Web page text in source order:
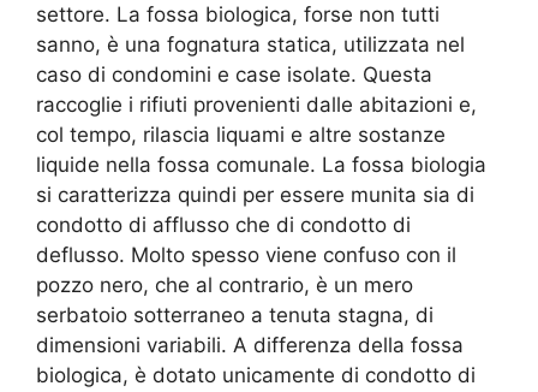
settore. La fossa biologica, forse non tutti
sanno, è una fognatura statica, utilizzata nel
caso di condomini e case isolate. Questa
raccoglie i rifiuti provenienti dalle abitazioni e,
col tempo, rilascia liquami e altre sostanze
liquide nella fossa comunale. La fossa biologia
si caratterizza quindi per essere munita sia di
condotto di afflusso che di condotto di
deflusso. Molto spesso viene confuso con il
pozzo nero, che al contrario, è un mero
serbatoio sotterraneo a tenuta stagna, di
dimensioni variabili. A differenza della fossa
biologica, è dotato unicamente di condotto di